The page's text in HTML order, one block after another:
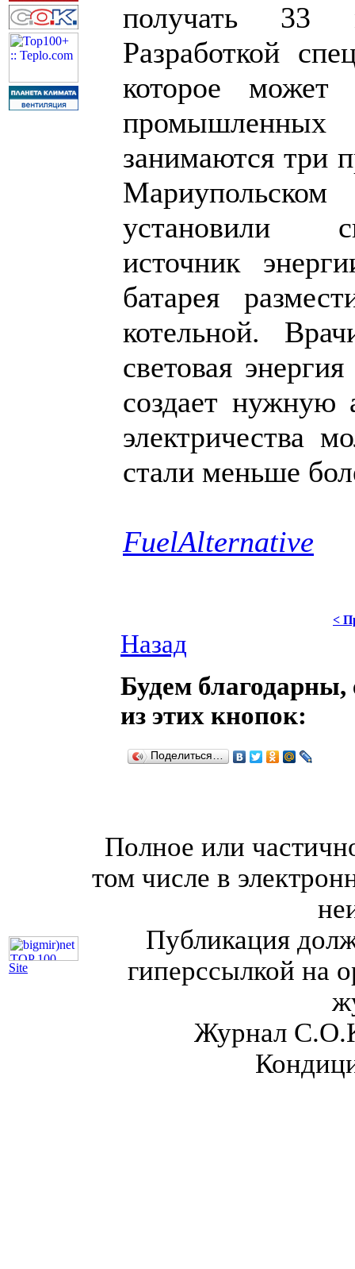
получать 33
Разработкой
которое может
занимаются три
установили
источник
батарея
котельной.
световая
создает нужную
электричества
стали меньше
FuelAlternative
<
Назад
Будем благодарны,
из этих кнопок:
Поделиться…
Site
Полное или
том числе в
Публикация
гиперссылкой на
Журнал